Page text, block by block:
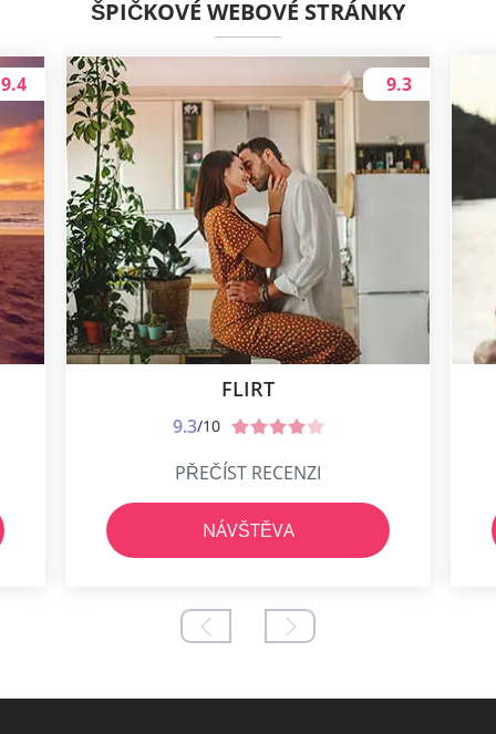
ŠPIČKOVÉ WEBOVÉ STRÁNKY
9.4
FLIRT
9.3/10
9.3
PŘEČÍST RECENZI
NÁVŠTĚVA